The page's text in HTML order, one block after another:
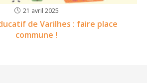
21 avril 2025
de Varilhes : faire place
commune !